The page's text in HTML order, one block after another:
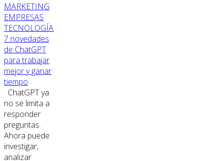
MARKETING
EMPRESAS
TECNOLOGÍA
7 novedades
de ChatGPT
para trabajar
mejor y ganar
tiempo
ChatGPT ya
no se limita a
responder
preguntas.
Ahora puede
investigar,
analizar